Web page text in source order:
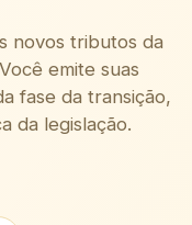
novos tributos da
emite suas
fase da transição,
da legislação.